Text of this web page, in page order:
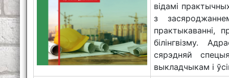
відамі
з
практыкаваннi,
бiлiнгвiзму.
сярэдняй
выкладчыкам і